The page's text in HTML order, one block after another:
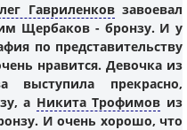
Гавриленковзавоевал
Щербаков - бронзу. И у
по представительству
нравится. Девочка из
выступила прекрасно,
а Никита Трофимов из
И очень хорошо, что